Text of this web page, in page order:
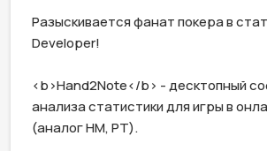
Разыскивается фанат покера в
Developer!
<b>Hand2Note</b> - десктопный
анализа статистики для игры в
(аналог HM, PT).